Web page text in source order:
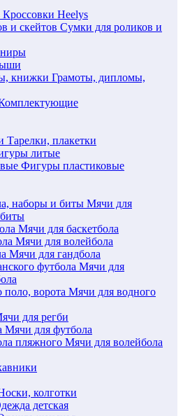
Кроссовки Heelys
Сумки для роликов и
Грамоты, дипломы,
Тарелки, плакетки
литые
Фигуры пластиковые
Мячи для
Мячи для баскетбола
Мячи для волейбола
Мячи для гандбола
Мячи для
Мячи для водного
для регби
Мячи для футбола
Мячи для волейбола
колготки
детская